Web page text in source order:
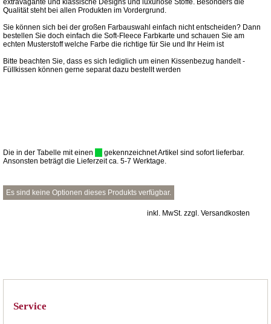
extravagante und klassische Designs und luxuriöse Stoffe. Besonders die
Qualität steht bei allen Produkten im Vordergrund.
Sie können sich bei der großen Farbauswahl einfach nicht entscheiden? Dann
bestellen Sie doch einfach die Soft-Fleece Farbkarte und schauen Sie am
echten Musterstoff welche Farbe die richtige für Sie und Ihr Heim ist
Bitte beachten Sie, dass es sich lediglich um einen Kissenbezug handelt -
Füllkissen können gerne separat dazu bestellt werden
Die in der Tabelle mit einen
gekennzeichnet Artikel sind sofort lieferbar.
Ansonsten beträgt die Lieferzeit ca. 5-7 Werktage.
Es sind keine Optionen dieses Produkts verfügbar.
inkl. MwSt. zzgl. Versandkosten
Service